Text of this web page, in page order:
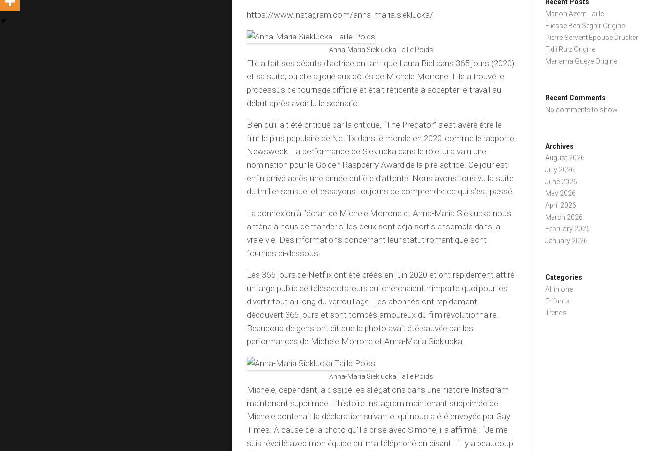
https://www.instagram.com/anna_maria.sieklucka/
Anna-Maria Sieklucka Taille Poids
Elle a fait ses débuts d’actrice en tant que Laura Biel dans 365 jours (2020)
et sa suite, où elle a joué aux côtés de Michele Morrone. Elle a trouvé le
processus de tournage difficile et était réticente à accepter le travail au
début après avoir lu le scénario.
Bien qu’il ait été critiqué par la critique, “The Predator” s’est avéré être le
film le plus populaire de Netflix dans le monde en 2020, comme le rapporte
Newsweek. La performance de Sieklucka dans le rôle lui a valu une
nomination pour le Golden Raspberry Award de la pire actrice. Ce jour est
enfin arrivé après une année entière d’attente. Nous avons tous vu la suite
du thriller sensuel et essayons toujours de comprendre ce qui s’est passé.
La connexion à l’écran de Michele Morrone et Anna-Maria Sieklucka nous
amène à nous demander si les deux sont déjà sortis ensemble dans la
vraie vie. Des informations concernant leur statut romantique sont
fournies ci-dessous.
Les 365 jours de Netflix ont été créés en juin 2020 et ont rapidement attiré
un large public de téléspectateurs qui cherchaient n’importe quoi pour les
divertir tout au long du verrouillage. Les abonnés ont rapidement
découvert 365 jours et sont tombés amoureux du film révolutionnaire.
Beaucoup de gens ont dit que la photo avait été sauvée par les
performances de Michele Morrone et Anna-Maria Sieklucka.
Anna-Maria Sieklucka Taille Poids
Michele, cependant, a dissipé les allégations dans une histoire Instagram
maintenant supprimée. L’histoire Instagram maintenant supprimée de
Michele contenait la déclaration suivante, qui nous a été envoyée par Gay
Times. À cause de la photo qu’il a prise avec Simone, il a affirmé : “Je me
suis réveillé avec mon équipe qui m’a téléphoné en disant : ‘Il y a beaucoup
Recent Posts
Manon Azem Taille
Eliesse Ben Seghir Origine
Pierre Servent Épouse Drucker
Fidji Ruiz Origine
Mariama Gueye Origine
Recent Comments
No comments to show.
Archives
August 2026
July 2026
June 2026
May 2026
April 2026
March 2026
February 2026
January 2026
Categories
All in one
Enfants
Trends